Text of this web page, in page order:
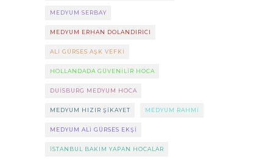
MEDYUM SERBAY
MEDYUM ERHAN DOLANDIRICI
ALI GÜRSES AŞK VEFKI
HOLLANDADA GÜVENILIR HOCA
DUISBURG MEDYUM HOCA
MEDYUM HIZIR ŞIKAYET MEDYUM RAHMI
MEDYUM ALI GÜRSES EKŞI
ISTANBUL BAKIM YAPAN HOCALAR